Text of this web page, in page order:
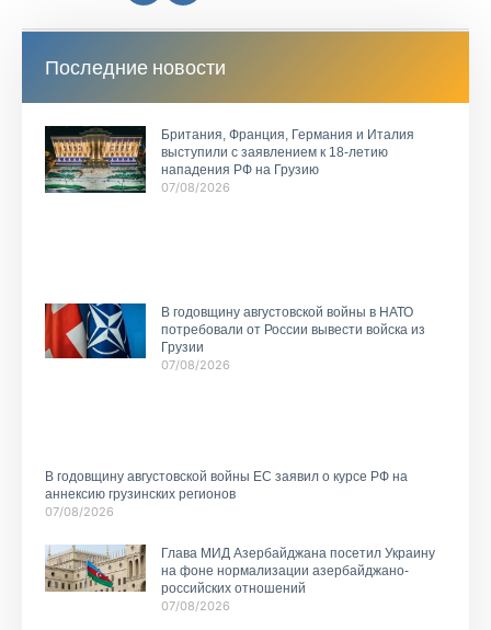
Последние новости
Британия, Франция, Германия и Италия
выступили с заявлением к 18-летию
нападения РФ на Грузию
07/08/2026
В годовщину августовской войны в НАТО
потребовали от России вывести войска из
Грузии
07/08/2026
В годовщину августовской войны ЕС заявил о курсе РФ на
аннексию грузинских регионов
07/08/2026
Глава МИД Азербайджана посетил Украину
на фоне нормализации азербайджано-
российских отношений
07/08/2026